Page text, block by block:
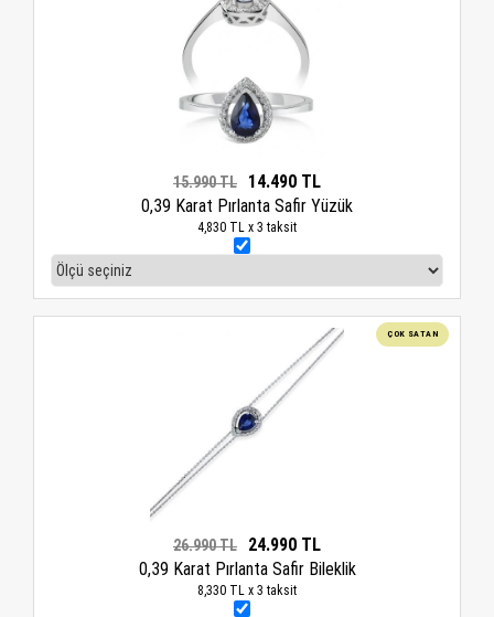
15.990 TL
14.490 TL
0,39 Karat Pırlanta Safir Yüzük
4,830 TL x 3 taksit
ÇOK SATAN
26.990 TL
24.990 TL
0,39 Karat Pırlanta Safir Bileklik
8,330 TL x 3 taksit